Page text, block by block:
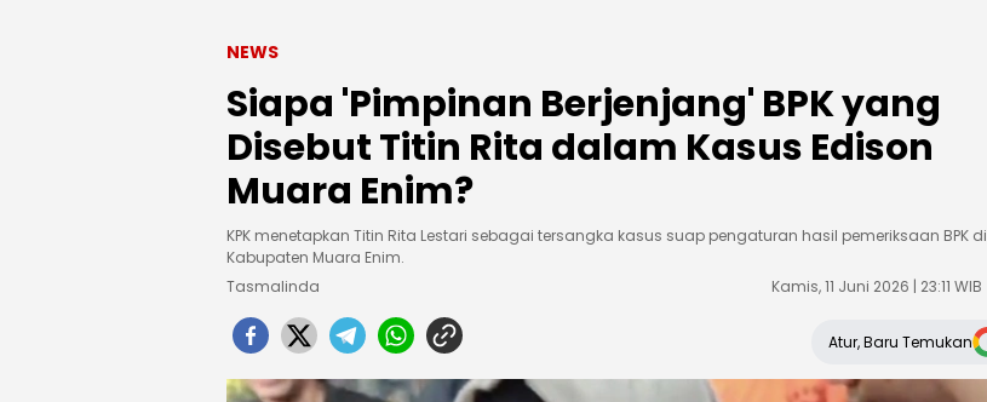
NEWS
Siapa 'Pimpinan Berjenjang' BPK yang
Disebut Titin Rita dalam Kasus Edison
Muara Enim?
KPK menetapkan Titin Rita Lestari sebagai tersangka kasus suap pengaturan hasil pemeriksaan BPK di
Kabupaten Muara Enim.
Tasmalinda
Kamis, 11 Juni 2026 | 23:11 WIB
Atur, Baru Temukan